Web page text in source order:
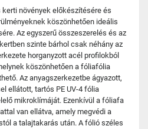
növények előkészítésére és
köszönhetően ideális
Az egyszerű összeszerelés és az
szinte bárhol csak néhány az
horganyzott acél profilokból
köszönhetően a fóliafólia
Az anyagszerkezetbe ágyazott,
ellátott, tartós PE UV-4 fólia
mikroklímáját. Ezenkívül a fóliafa
van ellátva, amely megvédi a
a talajtakarás után. A fólió széles